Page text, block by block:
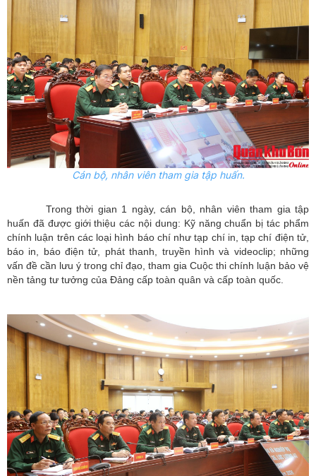
Cán bộ, nhân viên tham gia tập huấn.
Trong thời gian 1 ngày, cán bộ, nhân viên tham gia tập
huấn đã được giới thiệu các nội dung: Kỹ năng chuẩn bị tác phẩm
chính luận trên các loại hình báo chí như tạp chí in, tạp chí điện tử,
báo in, báo điện tử, phát thanh, truyền hình và videoclip; những
vấn đề cần lưu ý trong chỉ đạo, tham gia Cuộc thi chính luận bảo vệ
nền tảng tư tưởng của Đảng cấp toàn quân và cấp toàn quốc.